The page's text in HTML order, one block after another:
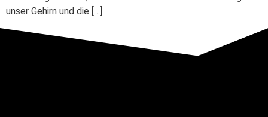
unser Gehirn und die […]